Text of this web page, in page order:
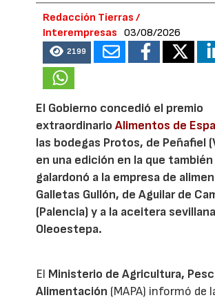
Redacción Tierras /
Interempresas
03/08/2026
2199
El Gobierno concedió el premio
extraordinarioAlimentos de
las bodegas Protos, de Peñafiel
en una edición en la que también
galardonó a la empresa de
Galletas Gullón, de Aguilar de
(Palencia) y a la aceitera sevillana
Oleoestepa.
El Ministerio de Agricultura,
Alimentación (MAPA) informó de